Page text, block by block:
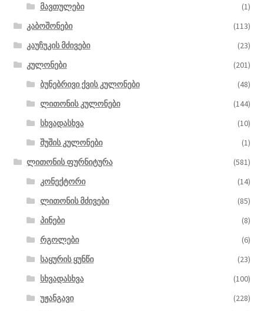
მავთულები
(1)
კაბოშონები
(113)
კაუჩუკის მძივები
(23)
კულონები
(201)
ბუნებრივი ქვის კულონები
(48)
ლითონის კულონები
(144)
სხვადასხვა
(10)
შუშის კულონები
(1)
ლითონის ფურნიტურა
(581)
კონექტორი
(14)
ლითონის მძივები
(85)
პინები
(8)
რგოლები
(6)
საყურის ყუნწი
(23)
სხვადასხვა
(100)
უჟანგავი
(228)